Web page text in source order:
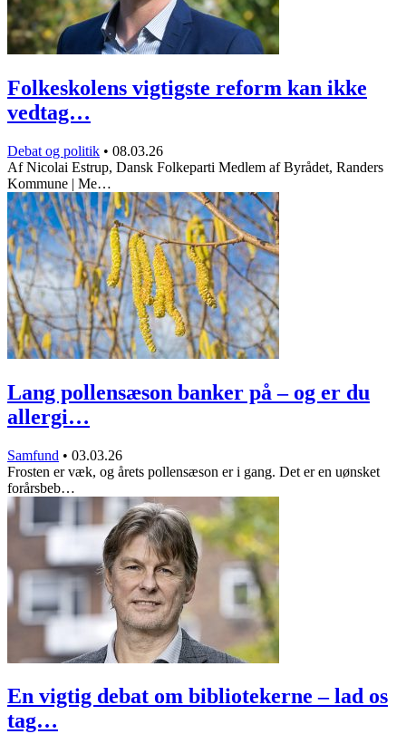
Folkeskolens vigtigste reform kan ikke
vedtag…
Debat og politik • 08.03.26
Af Nicolai Estrup, Dansk Folkeparti Medlem af Byrådet, Randers
Kommune | Me…
Lang pollensæson banker på – og er du
allergi…
Samfund • 03.03.26
Frosten er væk, og årets pollensæson er i gang. Det er en uønsket
forårsbeb…
En vigtig debat om bibliotekerne – lad os
tag…